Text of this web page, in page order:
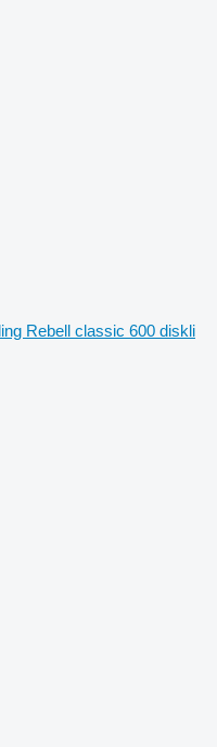
Rebell classic 600 diskli